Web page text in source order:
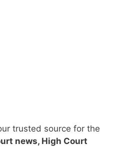
trusted source for the
news, High Court